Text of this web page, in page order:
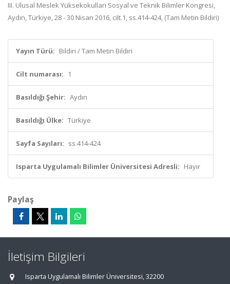
III. Ulusal Meslek Yüksekokulları Sosyal ve Teknik Bilimler Kongresi,
Aydın, Türkiye, 28 - 30 Nisan 2016, cilt.1, ss.414-424, (Tam Metin Bildiri)
Yayın Türü: Bildiri / Tam Metin Bildiri
Cilt numarası: 1
Basıldığı Şehir: Aydın
Basıldığı Ülke: Türkiye
Sayfa Sayıları: ss.414-424
Isparta Uygulamalı Bilimler Üniversitesi Adresli: Hayır
Paylaş
İletişim Bilgileri
Isparta Uygulamalı Bilimler Üniversitesi, 32200